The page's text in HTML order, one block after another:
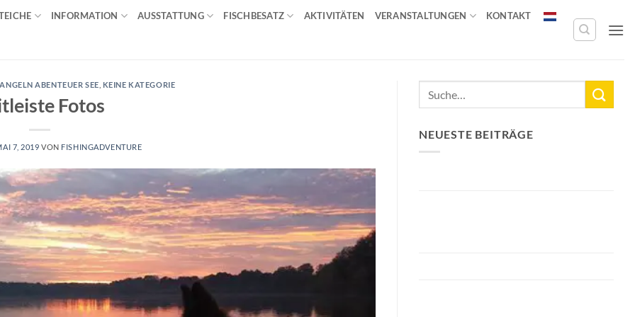
INFORMATION AUSSTATTUNG FISCHBESATZ AKTIVITÄTEN VERANSTALTUNGEN KONTAKT
ABENTEUER SEE KEINE KATEGORIE
Fotos
7, 2019 VON FISHINGADVENTURE
NEUESTE BEITRÄGE